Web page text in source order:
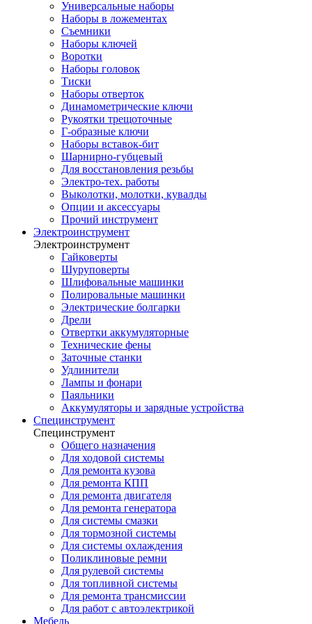
Универсальные наборы
Наборы в ложементах
Съемники
Наборы ключей
Воротки
Наборы головок
Тиски
Наборы отверток
Динамометрические ключи
Рукоятки трещоточные
Г-образные ключи
Наборы вставок-бит
Шарнирно-губцевый
Для восстановления резьбы
Электро-тех. работы
Выколотки, молотки, кувалды
Опции и аксессуары
Прочий инструмент
Электроинструмент
Электроинструмент
Гайковерты
Шуруповерты
Шлифовальные машинки
Полировальные машинки
Электрические болгарки
Дрели
Отвертки аккумуляторные
Технические фены
Заточные станки
Удлинители
Лампы и фонари
Паяльники
Аккумуляторы и зарядные устройства
Специнструмент
Специнструмент
Общего назначения
Для ходовой системы
Для ремонта кузова
Для ремонта КПП
Для ремонта двигателя
Для ремонта генератора
Для системы смазки
Для тормозной системы
Для системы охлаждения
Поликлиновые ремни
Для рулевой системы
Для топливной системы
Для ремонта трансмиссии
Для работ с автоэлектрикой
Мебель